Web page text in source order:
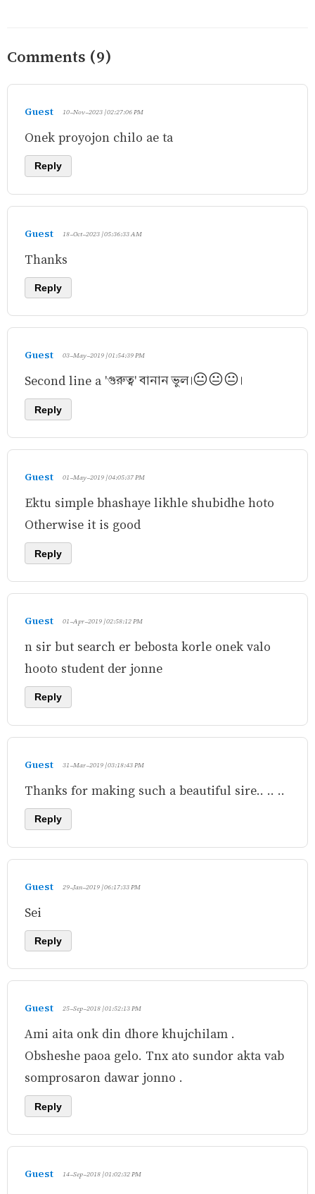
Comments (9)
Guest 10-Nov-2023 | 02:27:06 PM
Onek proyojon chilo ae ta
Reply
Guest 18-Oct-2023 | 05:36:33 AM
Thanks
Reply
Guest 03-May-2019 | 01:54:39 PM
Second line a 'গুরুত্ব' বানান ভুল।😐😐😐।
Reply
Guest 01-May-2019 | 04:05:37 PM
Ektu simple bhashaye likhle shubidhe hoto
Otherwise it is good
Reply
Guest 01-Apr-2019 | 02:58:12 PM
n sir but search er bebosta korle onek valo
hooto student der jonne
Reply
Guest 31-Mar-2019 | 03:18:43 PM
Thanks for making such a beautiful sire.. .. ..
Reply
Guest 29-Jan-2019 | 06:17:33 PM
Sei
Reply
Guest 25-Sep-2018 | 01:52:13 PM
Ami aita onk din dhore khujchilam .
Obsheshe paoa gelo. Tnx ato sundor akta vab
somprosaron dawar jonno .
Reply
Guest 14-Sep-2018 | 01:02:32 PM